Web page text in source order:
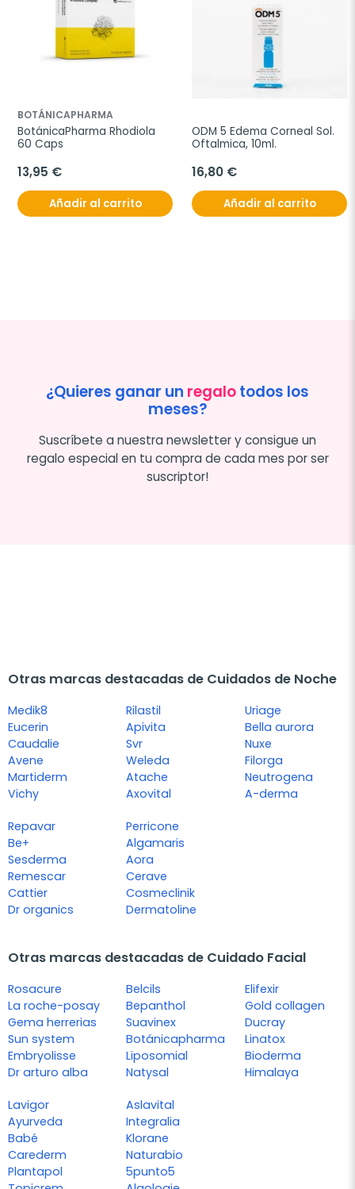
BOTÁNICAPHARMA
BotánicaPharma Rhodiola
60 Caps
13,95 €
Añadir al carrito
ODM 5 Edema Corneal Sol.
Oftalmica, 10ml.
16,80 €
Añadir al carrito
¿Quieres ganar un regalotodos los
meses?
Suscríbete a nuestra newsletter y consigue un
regalo especial en tu compra de cada mes por ser
suscriptor!
Otras marcas destacadas de Cuidados de Noche
Medik8
Eucerin
Caudalie
Avene
Martiderm
Vichy
Rilastil
Apivita
Svr
Weleda
Atache
Axovital
Uriage
Bella aurora
Nuxe
Filorga
Neutrogena
A-derma
Repavar
Be+
Sesderma
Remescar
Cattier
Dr organics
Perricone
Algamaris
Aora
Cerave
Cosmeclinik
Dermatoline
Otras marcas destacadas de Cuidado Facial
Rosacure
La roche-posay
Gema herrerias
Sun system
Embryolisse
Dr arturo alba
Belcils
Bepanthol
Suavinex
Botánicapharma
Liposomial
Natysal
Elifexir
Gold collagen
Ducray
Linatox
Bioderma
Himalaya
Lavigor
Ayurveda
Babé
Carederm
Plantapol
Aslavital
Integralia
Klorane
Naturabio
5punto5